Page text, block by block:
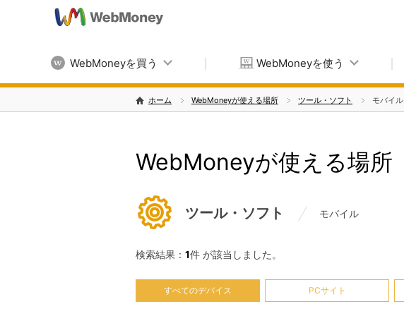
WebMoneyを買う WebMoneyを使う
ホーム WebMoneyが使える場所 ツール・ソフト モバイル
WebMoneyが使える場所
ツール・ソフト モバイル
検索結果： 1件 が該当しました。
すべてのデバイス PCサイト